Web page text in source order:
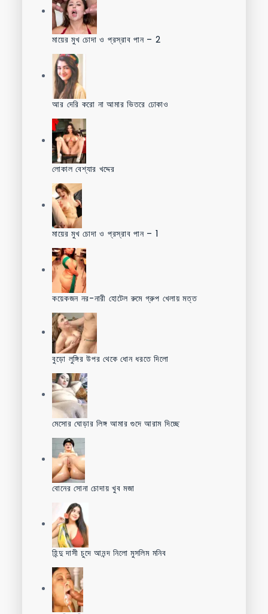
মায়ের মুখ চোদা ও প্রস্রাব পান – 2
আর দেরি করো না আমার ভিতরে ঢোকাও
লোকাল বেশ্যার খদ্দের
মায়ের মুখ চোদা ও প্রস্রাব পান – 1
কয়েকজন নর-নারী হোটেল রুমে গ্রুপ খেলায় মত্ত
বুড়ো লুঙ্গির উপর থেকে ধোন ধরতে দিলো
মেসোর ঘোড়ার লিঙ্গ আমার গুদে আরাম দিচ্ছে
বোনের সোনা চোদায় খুব মজা
হিন্দু দাসী চুদে আনন্দ নিলো মুসলিম মনিব